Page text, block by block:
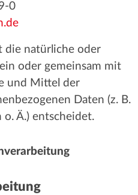
0
die natürliche oder
oder gemeinsam mit
und Mittel der
Daten (z. B.
o. Ä.) entscheidet.